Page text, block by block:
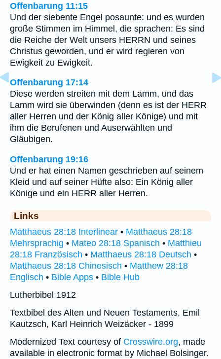
Offenbarung 11:15
Und der siebente Engel posaunte: und es wurden
große Stimmen im Himmel, die sprachen: Es sind
die Reiche der Welt unsers HERRN und seines
Christus geworden, und er wird regieren von
Ewigkeit zu Ewigkeit.
Offenbarung 17:14
Diese werden streiten mit dem Lamm, und das
Lamm wird sie überwinden (denn es ist der HERR
aller Herren und der König aller Könige) und mit
ihm die Berufenen und Auserwählten und
Gläubigen.
Offenbarung 19:16
Und er hat einen Namen geschrieben auf seinem
Kleid und auf seiner Hüfte also: Ein König aller
Könige und ein HERR aller Herren.
Links
Matthaeus 28:18 Interlinear • Matthaeus 28:18
Mehrsprachig • Mateo 28:18 Spanisch • Matthieu
28:18 Französisch • Matthaeus 28:18 Deutsch •
Matthaeus 28:18 Chinesisch • Matthew 28:18
Englisch • Bible Apps • Bible Hub
Lutherbibel 1912
Textbibel des Alten und Neuen Testaments, Emil
Kautzsch, Karl Heinrich Weizäcker - 1899
Modernized Text courtesy of Crosswire.org, made
available in electronic format by Michael Bolsinger.